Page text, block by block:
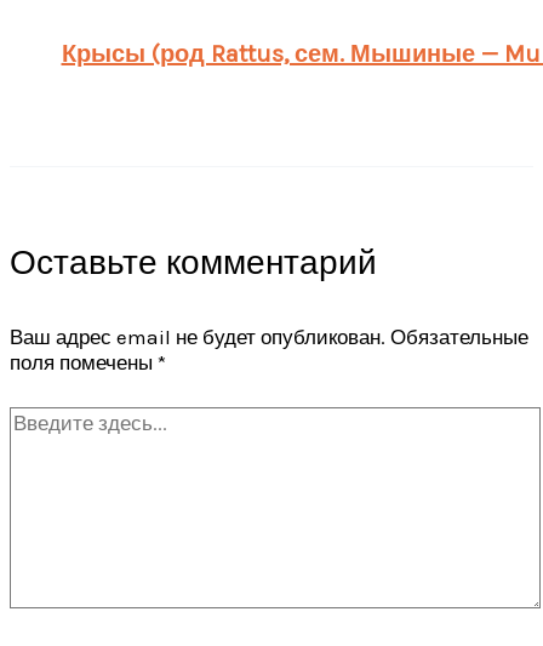
Крысы (род Rattus, сем. Мышиные —
Оставьте комментарий
Ваш адрес email не будет опубликован. Обязательные
поля помечены *
Введите